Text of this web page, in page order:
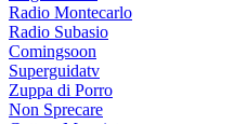
Radio Montecarlo
Radio Subasio
Comingsoon
Superguidatv
Zuppa di Porro
Non Sprecare